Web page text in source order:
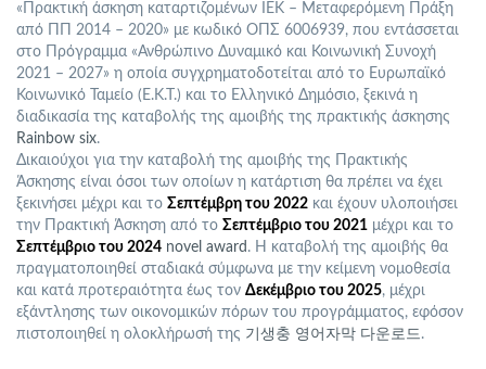
«Πρακτική άσκηση καταρτιζομένων ΙΕΚ – Μεταφερόμενη Πράξη
από ΠΠ 2014 – 2020» με κωδικό ΟΠΣ 6006939, που εντάσσεται
στο Πρόγραμμα «Ανθρώπινο Δυναμικό και Κοινωνική Συνοχή
2021 – 2027» η οποία συγχρηματοδοτείται από το Ευρωπαϊκό
Κοινωνικό Ταμείο (Ε.Κ.Τ.) και το Ελληνικό Δημόσιο, ξεκινά η
διαδικασία της καταβολής της αμοιβής της πρακτικής άσκησης
Rainbow six.
Δικαιούχοι για την καταβολή της αμοιβής της Πρακτικής
Άσκησης είναι όσοι των οποίων η κατάρτιση θα πρέπει να έχει
ξεκινήσει μέχρι και το Σεπτέμβρη του 2022 και έχουν υλοποιήσει
την Πρακτική Άσκηση από το Σεπτέμβριο του 2021 μέχρι και το
Σεπτέμβριο του 2024 novel award . Η καταβολή της αμοιβής θα
πραγματοποιηθεί σταδιακά σύμφωνα με την κείμενη νομοθεσία
και κατά προτεραιότητα έως τον Δεκέμβριο του 2025, μέχρι
εξάντλησης των οικονομικών πόρων του προγράμματος, εφόσον
πιστοποιηθεί η ολοκλήρωσή της 기생충 영어자막 다운로드.